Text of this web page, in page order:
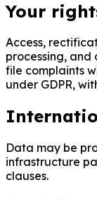
Your
Access,
processing, and
file complaints
under GDPR,
Data may be
infrastructure
clauses.